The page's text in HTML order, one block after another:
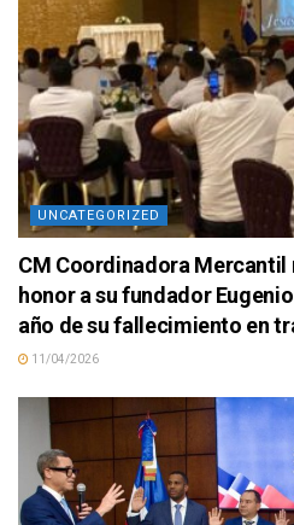
UNCATEGORIZED
CM Coordinadora Mercantil
honor a su fundador
año de su fallecimiento en
11/04/2026